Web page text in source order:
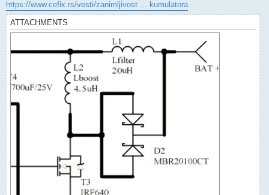
https://www.cefix.rs/vesti/zanimljivost ... kumulatora
ATTACHMENTS